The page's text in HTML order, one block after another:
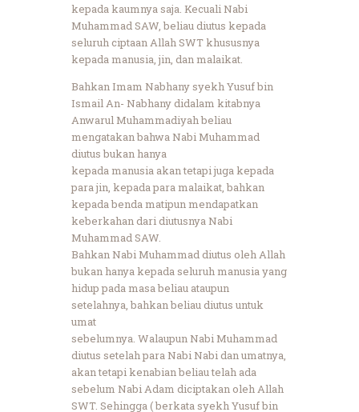
kepada kaumnya saja. Kecuali Nabi
Muhammad SAW, beliau diutus kepada
seluruh ciptaan Allah SWT khususnya
kepada manusia, jin, dan malaikat.
Bahkan Imam Nabhany syekh Yusuf bin
Ismail An- Nabhany didalam kitabnya
Anwarul Muhammadiyah beliau
mengatakan bahwa Nabi Muhammad
diutus bukan hanya
kepada manusia akan tetapi juga kepada
para jin, kepada para malaikat, bahkan
kepada benda matipun mendapatkan
keberkahan dari diutusnya Nabi
Muhammad SAW.
Bahkan Nabi Muhammad diutus oleh Allah
bukan hanya kepada seluruh manusia yang
hidup pada masa beliau ataupun
setelahnya, bahkan beliau diutus untuk
umat
sebelumnya. Walaupun Nabi Muhammad
diutus setelah para Nabi Nabi dan umatnya,
akan tetapi kenabian beliau telah ada
sebelum Nabi Adam diciptakan oleh Allah
SWT. Sehingga ( berkata syekh Yusuf bin